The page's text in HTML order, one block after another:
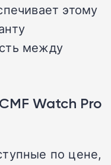
этому
между
Watch Pro
по цене,